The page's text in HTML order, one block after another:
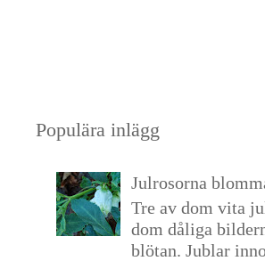
Populära inlägg
Julrosorna
Tre av dom vita
dom dåliga
blötan. Jublar